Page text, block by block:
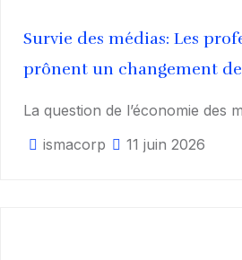
Survie des médias: Les
prônent un changement
La question de l’économie des
ismacorp
11 juin 2026